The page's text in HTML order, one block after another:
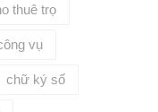
thuê trọ
vụ
chữ ký số